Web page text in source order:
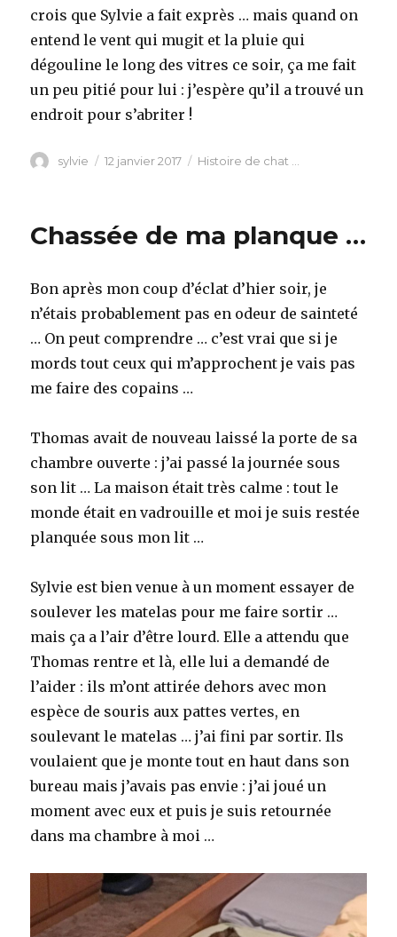
crois que Sylvie a fait exprès … mais quand on
entend le vent qui mugit et la pluie qui
dégouline le long des vitres ce soir, ça me fait
un peu pitié pour lui : j’espère qu’il a trouvé un
endroit pour s’abriter !
Auteur
sylvie
Publié
12 janvier 2017 Catégories
Histoire de chat ...
Chassée de ma planque …
Bon après mon coup d’éclat d’hier soir, je
n’étais probablement pas en odeur de sainteté
… On peut comprendre … c’est vrai que si je
mords tout ceux qui m’approchent je vais pas
me faire des copains …
Thomas avait de nouveau laissé la porte de sa
chambre ouverte : j’ai passé la journée sous
son lit … La maison était très calme : tout le
monde était en vadrouille et moi je suis restée
planquée sous mon lit …
Sylvie est bien venue à un moment essayer de
soulever les matelas pour me faire sortir …
mais ça a l’air d’être lourd. Elle a attendu que
Thomas rentre et là, elle lui a demandé de
l’aider : ils m’ont attirée dehors avec mon
espèce de souris aux pattes vertes, en
soulevant le matelas … j’ai fini par sortir. Ils
voulaient que je monte tout en haut dans son
bureau mais j’avais pas envie : j’ai joué un
moment avec eux et puis je suis retournée
dans ma chambre à moi …